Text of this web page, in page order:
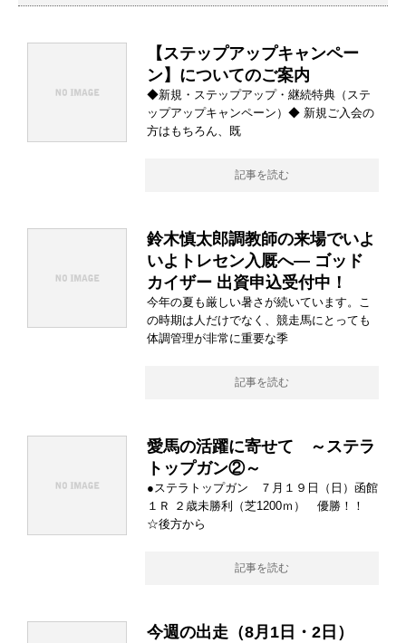
【ステップアップキャンペー
ン】についてのご案内
◆新規・ステップアップ・継続特典（ステ
ップアップキャンペーン）◆ 新規ご入会の
方はもちろん、既
記事を読む
鈴木慎太郎調教師の来場でいよ
いよトレセン入厩へ― ゴッド
カイザー 出資申込受付中！
今年の夏も厳しい暑さが続いています。こ
の時期は人だけでなく、競走馬にとっても
体調管理が非常に重要な季
記事を読む
愛馬の活躍に寄せて ～ステラ
トップガン②～
●ステラトップガン ７月１９日（日）函館
１Ｒ ２歳未勝利（芝1200ｍ） 優勝！！
☆後方から
記事を読む
今週の出走（8月1日・2日）